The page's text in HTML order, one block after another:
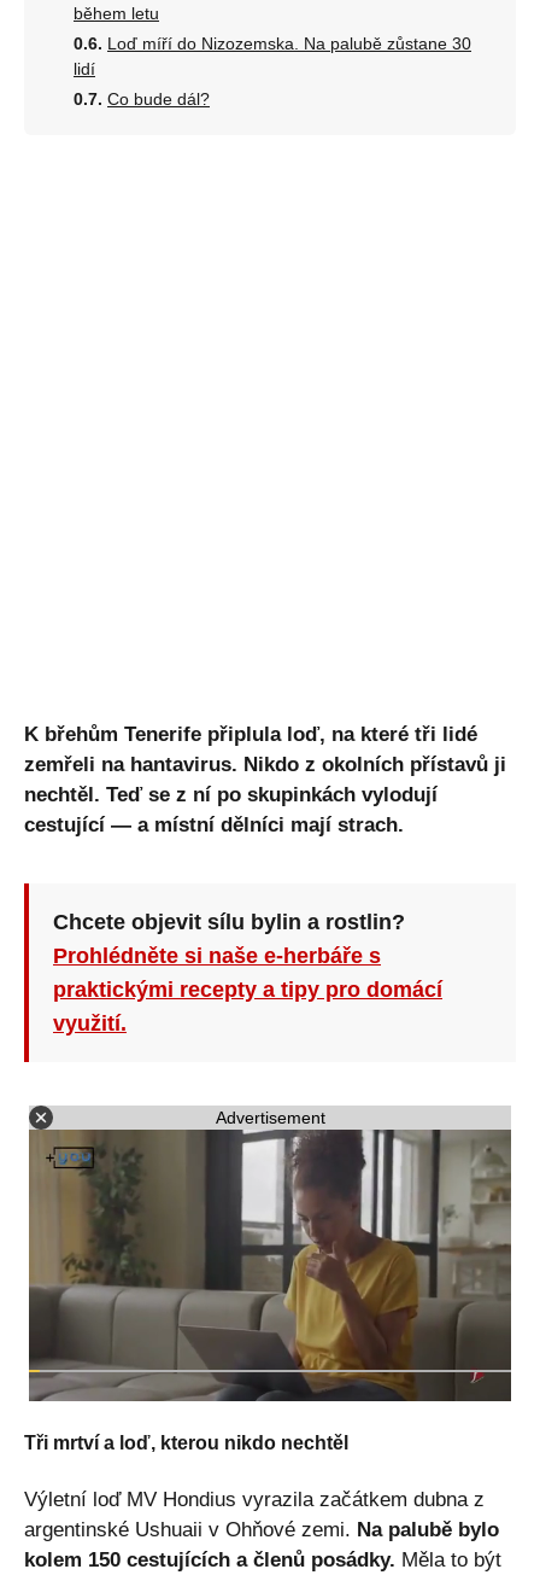
během letu
Loď míří do Nizozemska. Na palubě zůstane 30
lidí
Co bude dál?
K břehům Tenerife připlula loď, na které tři lidé
zemřeli na hantavirus. Nikdo z okolních přístavů ji
nechtěl. Teď se z ní po skupinkách vylodují
cestující — a místní dělníci mají strach.
Chcete objevit sílu bylin a rostlin?
Prohlédněte si naše e-herbáře s
praktickými recepty a tipy pro domácí
využití.
Advertisement
Tři mrtví a loď, kterou nikdo nechtěl
Výletní loď MV Hondius vyrazila začátkem dubna z
argentinské Ushuaii v Ohňové zemi. Na palubě bylo
kolem 150 cestujících a členů posádky. Měla to být